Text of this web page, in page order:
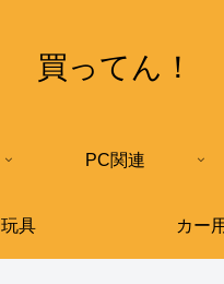
買ってん！
PC関連
玩具 カー